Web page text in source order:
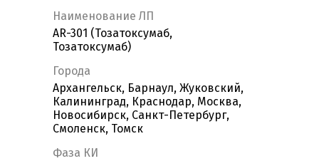
Наименование ЛП
AR-301 (Тозатоксумаб,
Тозатоксумаб)
Города
Архангельск, Барнаул, Жуковский,
Калининград, Краснодар, Москва,
Новосибирск, Санкт-Петербург,
Смоленск, Томск
Фаза КИ